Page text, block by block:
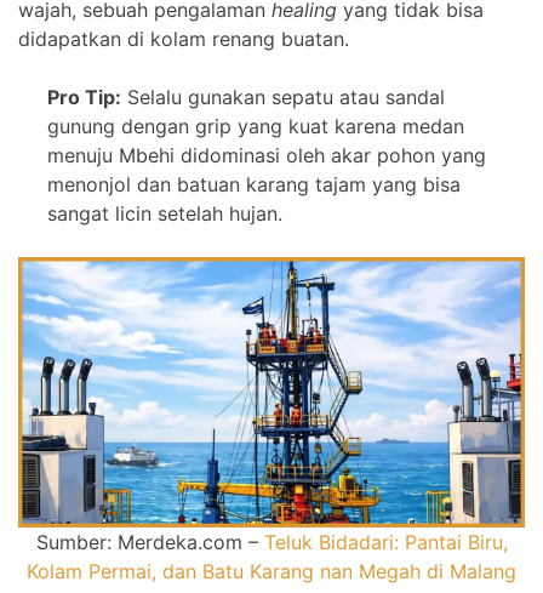
wajah, sebuah pengalaman healing yang tidak bisa
didapatkan di kolam renang buatan.
Pro Tip: Selalu gunakan sepatu atau sandal
gunung dengan grip yang kuat karena medan
menuju Mbehi didominasi oleh akar pohon yang
menonjol dan batuan karang tajam yang bisa
sangat licin setelah hujan.
Sumber: Merdeka.com – Teluk Bidadari: Pantai Biru,
Kolam Permai, dan Batu Karang nan Megah di Malang